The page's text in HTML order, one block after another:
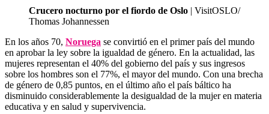
Crucero nocturno por el fiordo de Oslo | VisitOSLO/
Thomas Johannessen
En los años 70, Noruega se convirtió en el primer país del mundo
en aprobar la ley sobre la igualdad de género. En la actualidad, las
mujeres representan el 40% del gobierno del país y sus ingresos
sobre los hombres son el 77%, el mayor del mundo. Con una brecha
de género de 0,85 puntos, en el último año el país báltico ha
disminuido considerablemente la desigualdad de la mujer en materia
educativa y en salud y supervivencia.